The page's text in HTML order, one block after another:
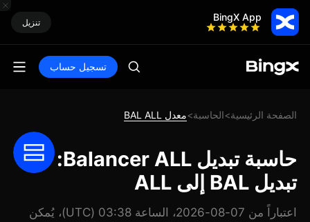
BingX App تنزيل
تسجيل حساب
الصفحة الرئيسية>الحاسبة>معدل BAL ALL
حاسبة تبديل Balancer ALL:
تبديل BAL إلى ALL
اعتباراً من 07-08-2026، الساعة 03:38 (UTC)، يُمكن